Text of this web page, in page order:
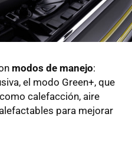
modos de manejo:
el modo Green+, que
calefacción, aire
para mejorar